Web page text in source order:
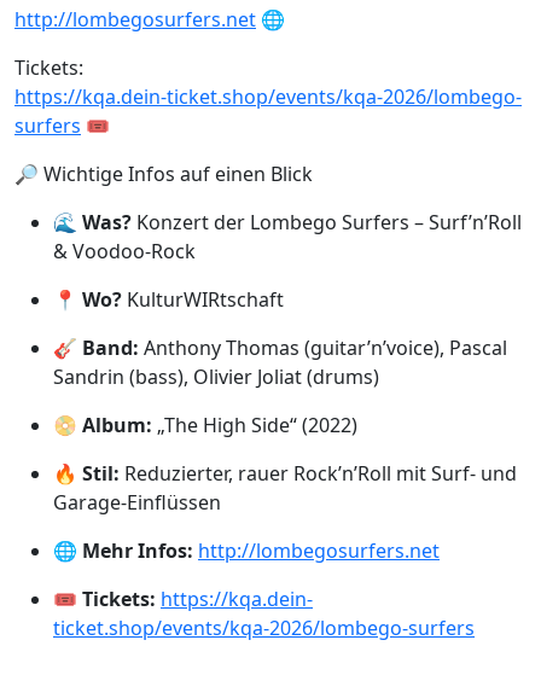
http://lombegosurfers.net 🌐
Tickets:
https://kqa.dein-ticket.shop/events/kqa-2026/lombego-
surfers 🎟️
🔎 Wichtige Infos auf einen Blick
🌊 Was? Konzert der Lombego Surfers – Surf’n’Roll
& Voodoo-Rock
📍 Wo? KulturWIRtschaft
🎸 Band: Anthony Thomas (guitar’n’voice), Pascal
Sandrin (bass), Olivier Joliat (drums)
📀 Album: „The High Side“ (2022)
🔥 Stil: Reduzierter, rauer Rock’n’Roll mit Surf- und
Garage-Einflüssen
🌐 Mehr Infos: http://lombegosurfers.net
🎟️ Tickets: https://kqa.dein-
ticket.shop/events/kqa-2026/lombego-surfers